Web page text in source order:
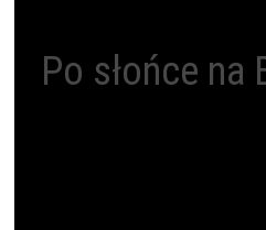
Po słońce na